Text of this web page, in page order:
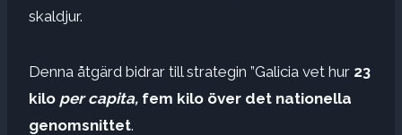
skaldjur.
Denna åtgärd bidrar till strategin ”Galicia vet hur 23
kilo per capita, fem kilo över det nationella
genomsnittet.